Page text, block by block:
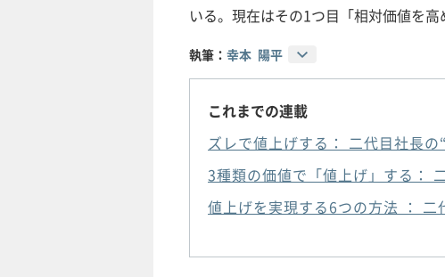
いる。現在はその1つ目「相対価値を高
執筆： 幸本 陽平
これまでの連載
ズレで値上げする： 二代目社長の
3種類の価値で「値上げ」する：
値上げを実現する6つの方法 ： 二